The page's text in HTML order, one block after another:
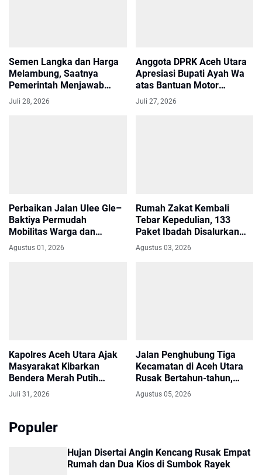
Semen Langka dan Harga
Melambung, Saatnya
Pemerintah Menjawab
Keresahan Masyarakat
Juli 28, 2026
Anggota DPRK Aceh Utara
Apresiasi Bupati Ayah Wa
atas Bantuan Motor
Operasional untuk Tgk
Imum Gampong
Juli 27, 2026
Perbaikan Jalan Ulee Gle–
Baktiya Permudah
Mobilitas Warga dan
Distribusi Hasil Pertanian di
Aceh Utara
Agustus 01, 2026
Rumah Zakat Kembali
Tebar Kepedulian, 133
Paket Ibadah Disalurkan
untuk Warga Terdampak
Banjir
Agustus 03, 2026
Kapolres Aceh Utara Ajak
Masyarakat Kibarkan
Bendera Merah Putih
Selama Bulan Agustus
Juli 31, 2026
Jalan Penghubung Tiga
Kecamatan di Aceh Utara
Rusak Bertahun-tahun,
Warga Harapkan Perbaikan
Agustus 05, 2026
Populer
Hujan Disertai Angin Kencang Rusak Empat
Rumah dan Dua Kios di Sumbok Rayek